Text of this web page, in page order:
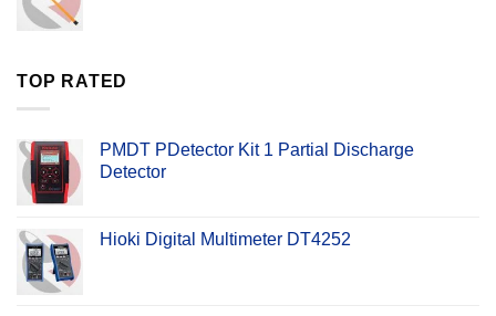
TOP RATED
PMDT PDetector Kit 1 Partial Discharge
Detector
Hioki Digital Multimeter DT4252